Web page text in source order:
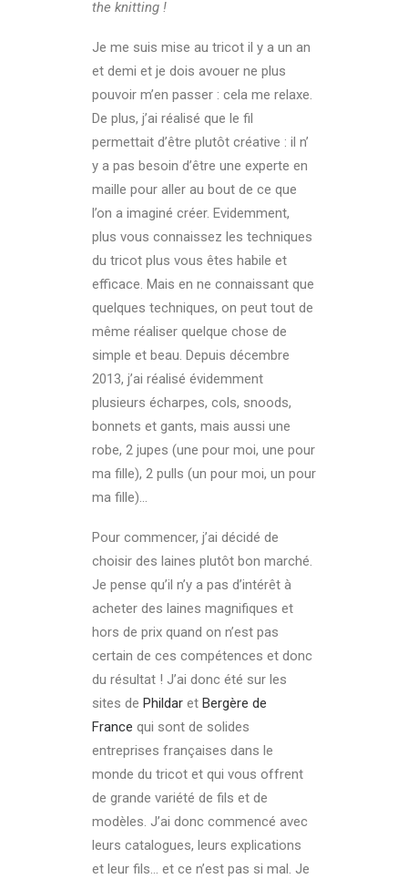
the knitting !
Je me suis mise au tricot il y a un an
et demi et je dois avouer ne plus
pouvoir m’en passer : cela me relaxe.
De plus, j’ai réalisé que le fil
permettait d’être plutôt créative : il n’
y a pas besoin d’être une experte en
maille pour aller au bout de ce que
l’on a imaginé créer. Evidemment,
plus vous connaissez les techniques
du tricot plus vous êtes habile et
efficace. Mais en ne connaissant que
quelques techniques, on peut tout de
même réaliser quelque chose de
simple et beau. Depuis décembre
2013, j’ai réalisé évidemment
plusieurs écharpes, cols, snoods,
bonnets et gants, mais aussi une
robe, 2 jupes (une pour moi, une pour
ma fille), 2 pulls (un pour moi, un pour
ma fille)…
Pour commencer, j’ai décidé de
choisir des laines plutôt bon marché.
Je pense qu’il n’y a pas d’intérêt à
acheter des laines magnifiques et
hors de prix quand on n’est pas
certain de ces compétences et donc
du résultat ! J’ai donc été sur les
sites de Phildar et Bergère de
France qui sont de solides
entreprises françaises dans le
monde du tricot et qui vous offrent
de grande variété de fils et de
modèles. J’ai donc commencé avec
leurs catalogues, leurs explications
et leur fils… et ce n’est pas si mal. Je